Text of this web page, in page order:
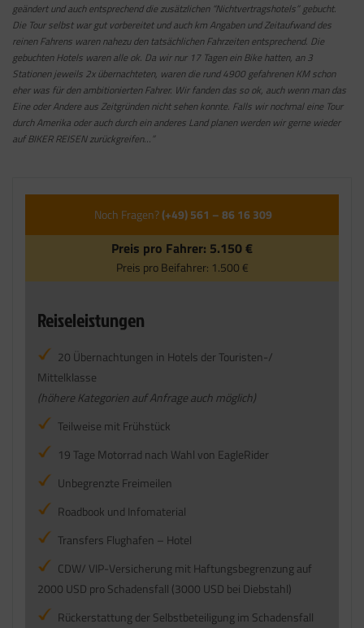
geändert und auch entsprechend die zusätzlichen “Nichtvertragshotels” gebucht.
Die Tour selbst war gut vorbereitet und auch km Angaben und Zeitaufwand des
reinen Fahrens waren nahezu den tatsächlichen Fahrzeiten entsprechend. Die
gebuchten Hotels waren alle ok. Da wir nur 17 Tagen ein Bike hatten, an 3
Stationen jeweils 2x übernachteten, waren die rund 4900 gefahrenen KM schon
eher was für den ambitionierten Fahrer. Wir fanden das so ok, auch wenn man das
Eine oder Andere aus Zeitgründen nicht sehen konnte. Falls wir nochmal eine Tour
durch Amerika oder auch durch ein anderes Land planen werden wir gerne wieder
auf BIKER REISEN zurückgreifen…”
Noch Fragen?(+49) 561 – 86 16 309
Preis pro Fahrer: 5.150 €
Preis pro Beifahrer: 1.500 €
Reiseleistungen
20 Übernachtungen in Hotels der Touristen-/
Mittelklasse
(höhere Kategorien auf Anfrage auch möglich)
Teilweise mit Frühstück
19 Tage Motorrad nach Wahl von EagleRider
Unbegrenzte Freimeilen
Roadbook und Infomaterial
Transfers Flughafen – Hotel
CDW/ VIP-Versicherung mit Haftungsbegrenzung auf
2000 USD pro Schadensfall (3000 USD bei Diebstahl)
Rückerstattung der Selbstbeteiligung im Schadensfall